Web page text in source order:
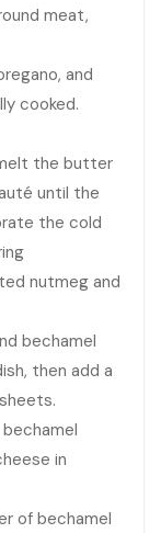
meat,
and
cooked.
the butter
until the
the cold
nutmeg and
bechamel
then add a
in
of bechamel